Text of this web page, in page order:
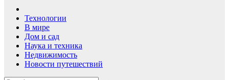
Технологии
В мире
Дом и сад
Наука и техника
Недвижимость
Новости путешествий